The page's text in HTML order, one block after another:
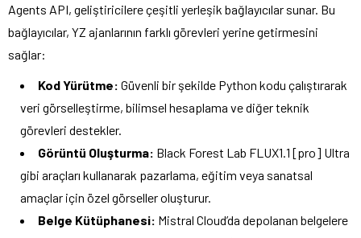
Agents API, geliştiricilere çeşitli yerleşik bağlayıcılar sunar. Bu
bağlayıcılar, YZ ajanlarının farklı görevleri yerine getirmesini
sağlar:
Kod Yürütme: Güvenli bir şekilde Python kodu çalıştırarak
veri görselleştirme, bilimsel hesaplama ve diğer teknik
görevleri destekler.
Görüntü Oluşturma: Black Forest Lab FLUX1.1 [pro] Ultra
gibi araçları kullanarak pazarlama, eğitim veya sanatsal
amaçlar için özel görseller oluşturur.
Belge Kütüphanesi: Mistral Cloud’da depolanan belgelere